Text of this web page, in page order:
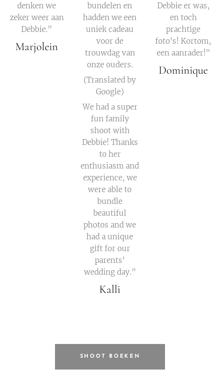
denken we
zeker weer aan
Debbie."
Marjolein
bundelen en
hadden we een
uniek cadeau
voor de
trouwdag van
onze ouders.
(Translated by
Google)
We had a super
fun family
shoot with
Debbie! Thanks
to her
enthusiasm and
experience, we
were able to
bundle
beautiful
photos and we
had a unique
gift for our
parents'
wedding day."
Kalli
Debbie er was,
en toch
prachtige
foto's! Kortom,
een aanrader!"
Dominique
SHOOT BOEKEN